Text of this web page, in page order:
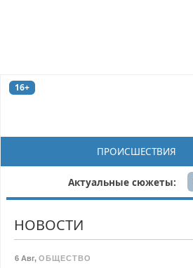
16+
ПРОИСШЕСТВИЯ
Актуальные сюжеты:
НОВОСТИ
6 Авг, ОБЩЕСТВО